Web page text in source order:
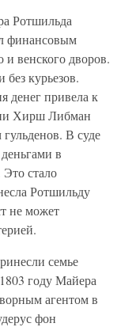
Ротшильда
финансовым
и венского дворов.
без курьезов.
денег привела к
Хирш Либман
В суде
в
стало
Ротшильду
не может
семье
году Майера
агентом в
фон